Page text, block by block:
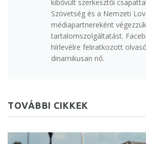
kibővült szerkesztői
Szövetség és a Nemzeti
médiapartnereként
tartalomszolgáltatást.
hírlevélre feliratkozott
dinamikusan nő.
TOVÁBBI CIKKEK